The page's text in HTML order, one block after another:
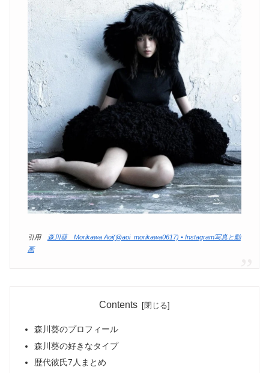
引用
森川葵 Morikawa Aoi(@aoi_morikawa0617) • Instagram写真と動
画
Contents
森川葵のプロフィール
森川葵の好きなタイプ
歴代彼氏7人まとめ